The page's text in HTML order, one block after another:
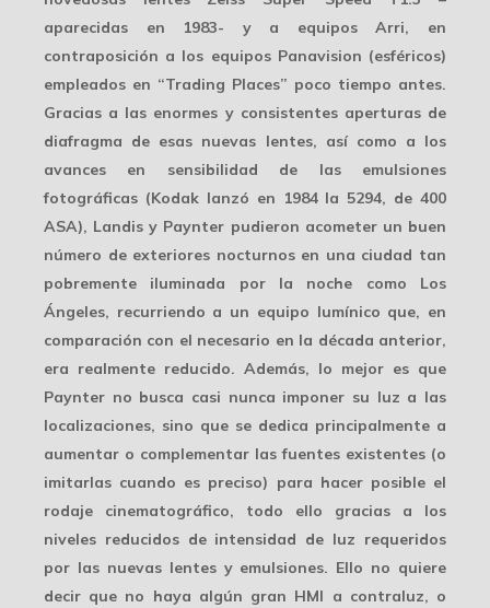
aparecidas en 1983- y a equipos Arri, en
contraposición a los equipos Panavision (esféricos)
empleados en “Trading Places” poco tiempo antes.
Gracias a las enormes y consistentes aperturas de
diafragma de esas nuevas lentes, así como a los
avances en sensibilidad de las emulsiones
fotográficas (Kodak lanzó en 1984 la 5294, de 400
ASA), Landis y Paynter pudieron acometer un buen
número de exteriores nocturnos en una ciudad tan
pobremente iluminada por la noche como Los
Ángeles, recurriendo a un equipo lumínico que, en
comparación con el necesario en la década anterior,
era realmente reducido. Además, lo mejor es que
Paynter no busca casi nunca imponer su luz a las
localizaciones, sino que se dedica principalmente a
aumentar o complementar las fuentes existentes (o
imitarlas cuando es preciso) para hacer posible el
rodaje cinematográfico, todo ello gracias a los
niveles reducidos de intensidad de luz requeridos
por las nuevas lentes y emulsiones. Ello no quiere
decir que no haya algún gran HMI a contraluz, o